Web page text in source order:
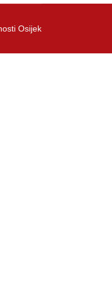
Osijek